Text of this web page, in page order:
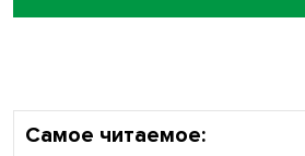
Самое читаемое: